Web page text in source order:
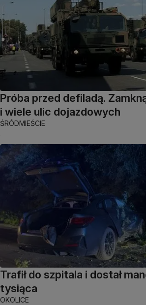
Próba przed defiladą.
i wiele ulic dojazdowych
ŚRÓDMIEŚCIE
Trafił do szpitala i dostał
tysiąca
OKOLICE